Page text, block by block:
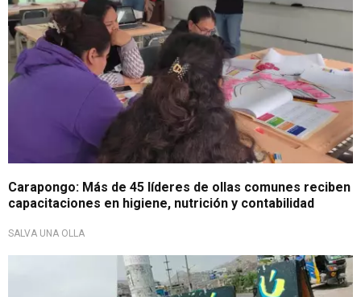
Carapongo: Más de 45 líderes de ollas comunes reciben
capacitaciones en higiene, nutrición y contabilidad
SALVA UNA OLLA